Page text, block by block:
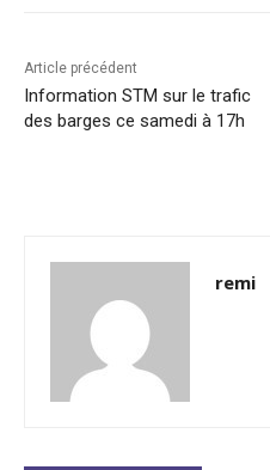
Article précédent
Information STM sur le trafic
des barges ce samedi à 17h
remi